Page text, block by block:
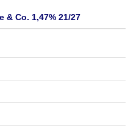
& Co. 1,47% 21/27